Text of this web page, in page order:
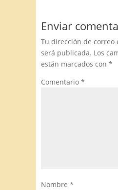
Enviar
Tu dirección de correo
será publicada. Los
están marcados con *
Comentario *
Nombre *